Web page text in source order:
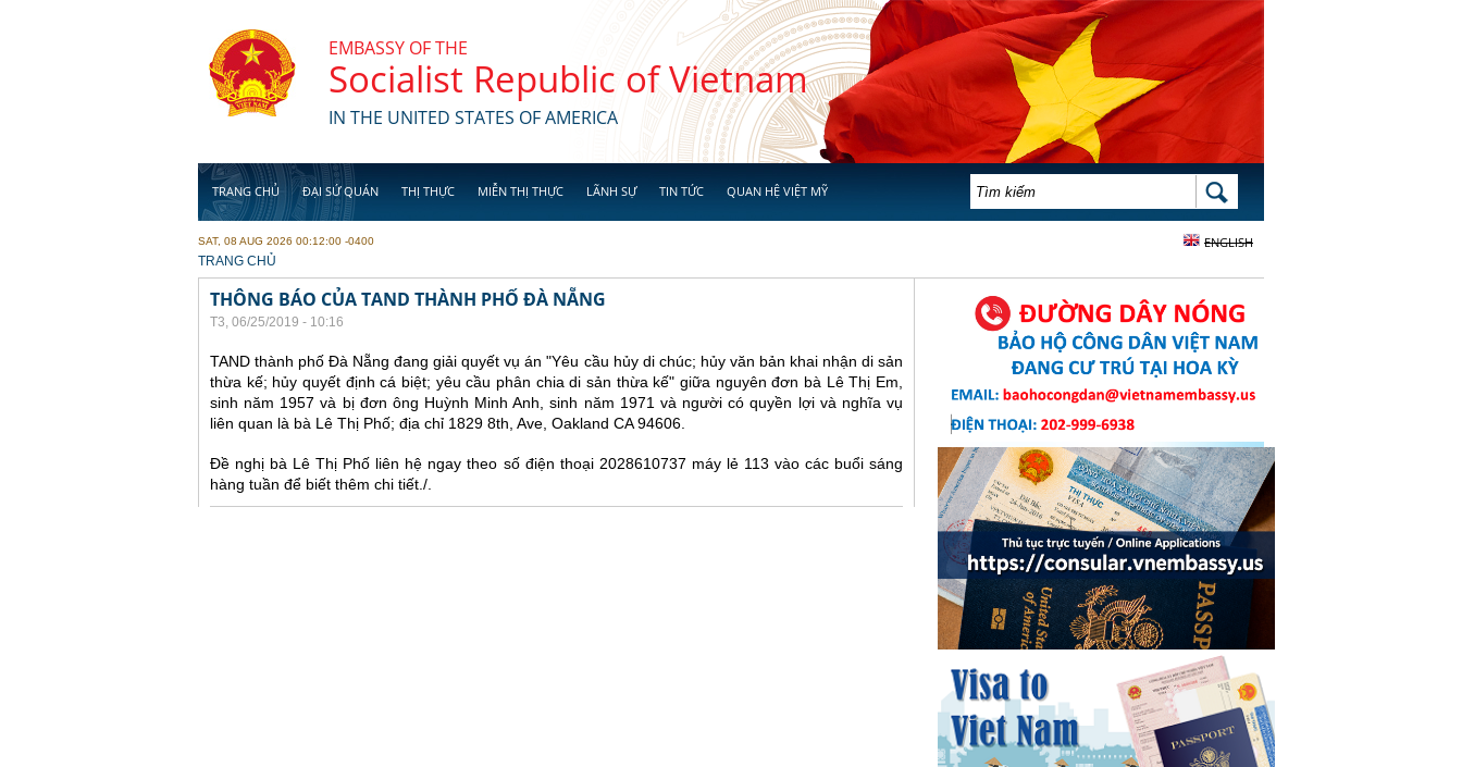
EMBASSY OF THE
Socialist Republic of Vietnam
IN THE UNITED STATES OF AMERICA
TRANG CHỦ ĐẠI SỨ QUÁN THỊ THỰC MIỄN THỊ THỰC LÃNH SỰ TIN TỨC QUAN HỆ VIỆT MỸ BIỂU MẪU TÌM KIẾM TÌM KIẾM
ENGLISH
SAT, 08 AUG 2026 00:12:00 -0400
YOU ARE HERE
TRANG CHỦ
THÔNG BÁO CỦA TAND THÀNH PHỐ ĐÀ NẴNG
T3, 06/25/2019 - 10:16
TAND thành phố Đà Nẵng đang giải quyết vụ án "Yêu cầu hủy di chúc; hủy văn bản khai nhận di sản
thừa kế; hủy quyết định cá biệt; yêu cầu phân chia di sản thừa kế" giữa nguyên đơn bà Lê Thị Em,
sinh năm 1957 và bị đơn ông Huỳnh Minh Anh, sinh năm 1971 và người có quyền lợi và nghĩa vụ
liên quan là bà Lê Thị Phố; địa chỉ 1829 8th, Ave, Oakland CA 94606.
Đề nghị bà Lê Thị Phố liên hệ ngay theo số điện thoại 2028610737 máy lẻ 113 vào các buổi sáng
hàng tuần để biết thêm chi tiết./.